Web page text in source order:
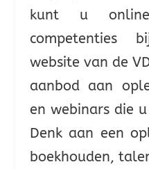
kunt u
competenties
website van de
aanbod aan
en webinars die
Denk aan een
boekhouden,